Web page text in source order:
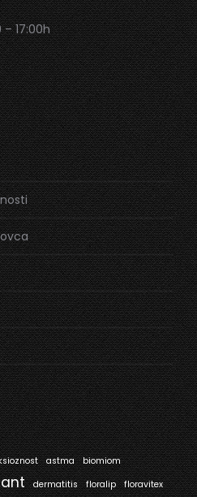
17:00h
astma biomiom
dermatitis floralip floravitex